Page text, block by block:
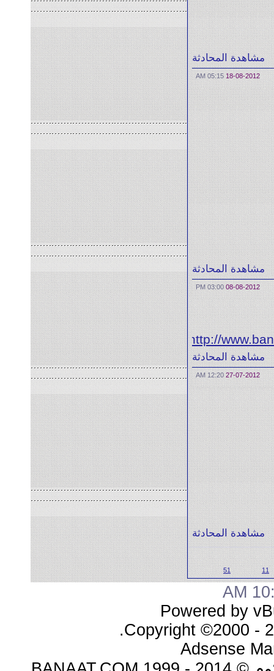
مشاهدة المحادثة
18-08-2012
05:15 AM
مشاهدة المحادثة
08-08-2012
03:00 PM
http://
مشاهدة المحادثة
27-07-2012
12:20 AM
مشاهدة المحادثة
11
51
Powered by
Copyright ©2000 -
Adsense